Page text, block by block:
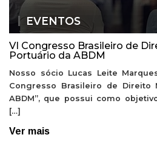
EVENTOS
VI Congresso Brasileiro de
Portuário da ABDM
Nosso sócio Lucas Leite
Congresso Brasileiro de Direito
ABDM”, que possui como
[…]
Ver mais